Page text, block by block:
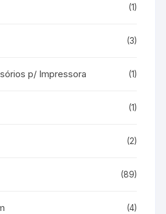
(1)
(3)
p/ Impressora (1)
(1)
(2)
(89)
(4)